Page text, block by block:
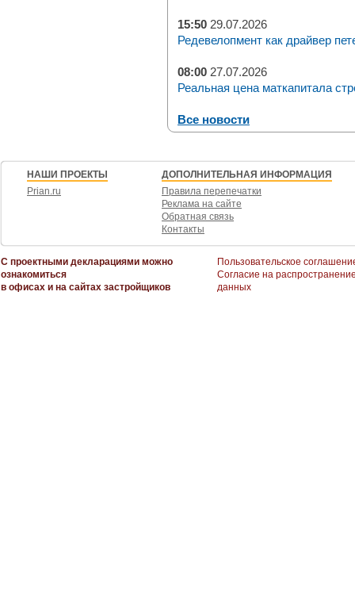
15:50 29.07.2026
Редевелопмент как драйвер
08:00 27.07.2026
Реальная цена маткапитала
Все новости
НАШИ ПРОЕКТЫ
Prian.ru
ДОПОЛНИТЕЛЬНАЯ ИНФОРМАЦИЯ
Правила перепечатки
Реклама на сайте
Обратная связь
Контакты
С проектными декларациями можно
ознакомиться
в офисах и на сайтах застройщиков
Пользовательское
Согласие на
данных